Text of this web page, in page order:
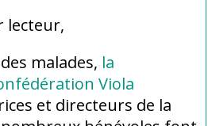
lecteur,
malades, la
Viola
et directeurs de la